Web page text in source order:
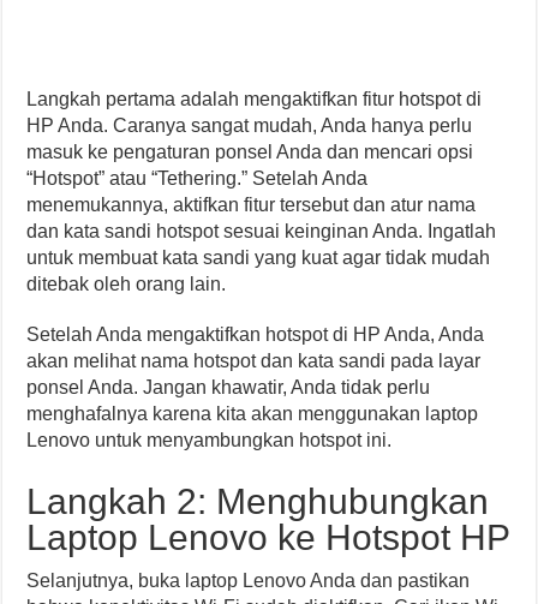
Langkah pertama adalah mengaktifkan fitur hotspot di
HP Anda. Caranya sangat mudah, Anda hanya perlu
masuk ke pengaturan ponsel Anda dan mencari opsi
“Hotspot” atau “Tethering.” Setelah Anda
menemukannya, aktifkan fitur tersebut dan atur nama
dan kata sandi hotspot sesuai keinginan Anda. Ingatlah
untuk membuat kata sandi yang kuat agar tidak mudah
ditebak oleh orang lain.
Setelah Anda mengaktifkan hotspot di HP Anda, Anda
akan melihat nama hotspot dan kata sandi pada layar
ponsel Anda. Jangan khawatir, Anda tidak perlu
menghafalnya karena kita akan menggunakan laptop
Lenovo untuk menyambungkan hotspot ini.
Langkah 2: Menghubungkan
Laptop Lenovo ke Hotspot HP
Selanjutnya, buka laptop Lenovo Anda dan pastikan